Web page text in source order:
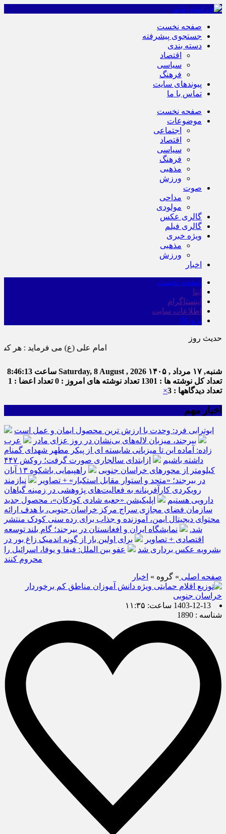
صفحه نخست
جستجوی پیشرفته
دسته بندی
اقتصاد
سیاسی
فرهنگ
پیوندهای سایت
تماس با ما
صفحه نخست
موضوعات
اجتماعی
اقتصاد
سیاسی
فرهنگ
مذهبی
ورزش
صوت
مداحی
مولودی
گالری عکس
گالری فیلم
ویژه خبری
مذهبی
ورزش
اخبار
صفحه نخست
ایتا
اینستاگرام
اطلاعات سایت
برو بالا
حدیث روز
امام علی (ع) می فرماید : هر کس از خود بدگویی و انتقاد کند٬ خود را اصلاح کرده و هر
شنبه, ۱۷ مرداد , ۱۴۰۵ Saturday, 8 August , 2026 ساعت 8:46:13
تعداد کل نوشته ها : 1301
تعداد نوشته های امروز : 0
تعداد اعضا : 1
تعداد دیدگاهها : 3
×
اخبار مهم
ابوترابی فرد: وحدت با ارزش ترین محصول ایمان و عمل است
بیرجند، میزبان لاله‌های بی‌نشان در روز عزای مادر
عرب
زاده: آماده این تا میزبانی شایسته ای از پیکر مطهر شهدای گمنام
داشته باشیم
ازابتدای سالجاری صورت گرفت؛ روکش ۴۴۷
کیلومتر از محورهای خراسان جنوبی
راهپیمایی باشکوه ۱۳ آبان
در بیرجند؛ «متحد و استوار مقابل استکبار» + تصاویر
نیازمند
رویکردی کارآفرینانه به فعالیت‌های پژوهشی در زمینه گیاهان
دارویی هستیم
اپلیکیشن «جعبه شادی کودکان»، محصول جدید
سازمان فضای مجازی سراج مرکز خراسان جنوبی، با هدف ارائه
محتوای دیجیتال ایمن، آموزنده و جذاب برای رده سنی کودک منتشر
شد.
نمایشگاه ایران و افغانستان در بیرجند؛ گام بلند توسعه
اقتصادی + تصاویر
برای اولین بار از گونه اندمیک زاغ بور در
بشرویه عکس برداری شد
عفو بین الملل: فیفا و یوفا، اسرائیل را
محروم کنند
صفحه اصلی » گروه » اخبار
1403-12-13 ساعت: ۱۱:۳۵
شناسه : 1890